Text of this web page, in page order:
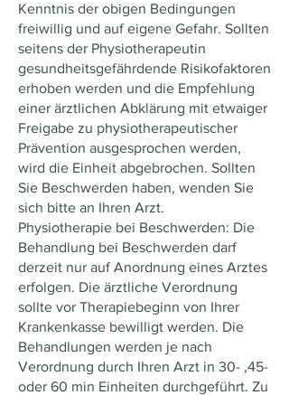
Kenntnis der obigen Bedingungen
freiwillig und auf eigene Gefahr. Sollten
seitens der Physiotherapeutin
gesundheitsgefährdende Risikofaktoren
erhoben werden und die Empfehlung
einer ärztlichen Abklärung mit etwaiger
Freigabe zu physiotherapeutischer
Prävention ausgesprochen werden,
wird die Einheit abgebrochen. Sollten
Sie Beschwerden haben, wenden Sie
sich bitte an Ihren Arzt.
Physiotherapie bei Beschwerden: Die
Behandlung bei Beschwerden darf
derzeit nur auf Anordnung eines Arztes
erfolgen. Die ärztliche Verordnung
sollte vor Therapiebeginn von Ihrer
Krankenkasse bewilligt werden. Die
Behandlungen werden je nach
Verordnung durch Ihren Arzt in 30- ,45-
oder 60 min Einheiten durchgeführt. Zu